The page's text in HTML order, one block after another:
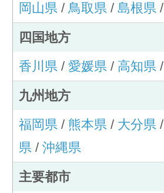
岡山県/ 鳥取県/ 島根県/
四国地方
香川県/ 愛媛県/ 高知県/
九州地方
福岡県/ 熊本県/ 大分県/
県/ 沖縄県
主要都市